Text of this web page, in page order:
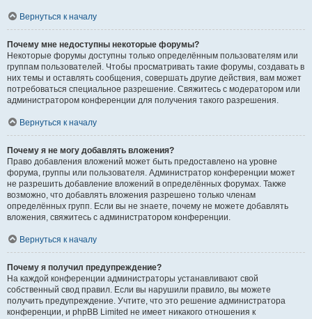
Вернуться к началу
Почему мне недоступны некоторые форумы?
Некоторые форумы доступны только определённым пользователям или
группам пользователей. Чтобы просматривать такие форумы, создавать в
них темы и оставлять сообщения, совершать другие действия, вам может
потребоваться специальное разрешение. Свяжитесь с модератором или
администратором конференции для получения такого разрешения.
Вернуться к началу
Почему я не могу добавлять вложения?
Право добавления вложений может быть предоставлено на уровне
форума, группы или пользователя. Администратор конференции может
не разрешить добавление вложений в определённых форумах. Также
возможно, что добавлять вложения разрешено только членам
определённых групп. Если вы не знаете, почему не можете добавлять
вложения, свяжитесь с администратором конференции.
Вернуться к началу
Почему я получил предупреждение?
На каждой конференции администраторы устанавливают свой
собственный свод правил. Если вы нарушили правило, вы можете
получить предупреждение. Учтите, что это решение администратора
конференции, и phpBB Limited не имеет никакого отношения к